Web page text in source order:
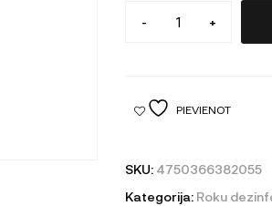
- +
PIEVIENOT
SKU: 4750366382055
Kategorija: Roku